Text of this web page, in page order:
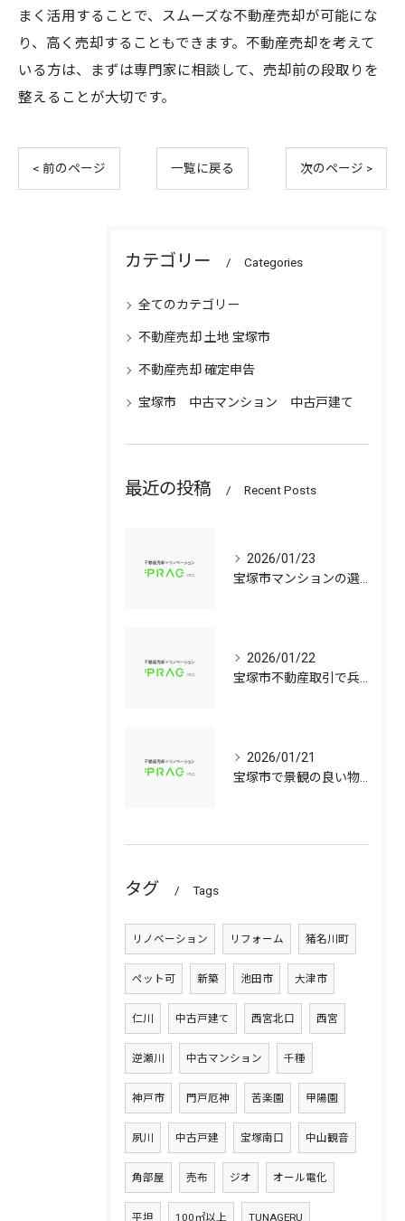
まく活用することで、スムーズな不動産売却が可能にな
り、高く売却することもできます。不動産売却を考えて
いる方は、まずは専門家に相談して、売却前の段取りを
整えることが大切です。
< 前のページ 一覧に戻る 次のページ >
カテゴリー Categories
全てのカテゴリー
不動産売却 土地 宝塚市
不動産売却 確定申告
宝塚市 中古マンション 中古戸建て
最近の投稿 Recent Posts
2026/01/23
2026/01/22
2026/01/21
タグ Tags
リノベーション リフォーム 猪名川町
ペット可 新築 池田市 大津市
仁川 中古戸建て 西宮北口 西宮
逆瀬川 中古マンション 千種
神戸市 門戸厄神 苦楽園 甲陽園
夙川 中古戸建 宝塚南口 中山観音
角部屋 売布 ジオ オール電化
平坦 100㎡以上 TUNAGERU